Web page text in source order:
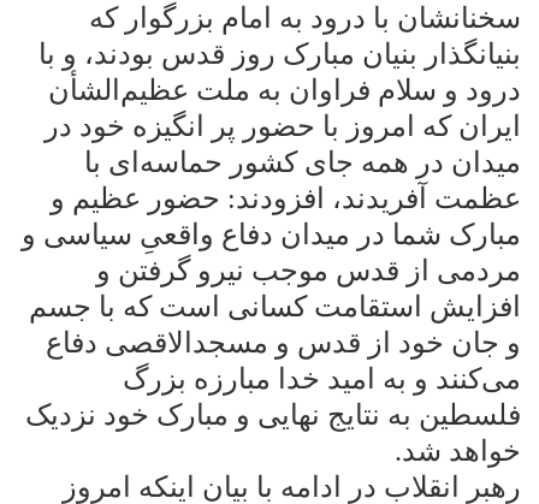
سخنانشان با درود به امام بزرگوار که
بنیانگذار بنیان مبارک روز قدس بودند، و با
درود و سلام فراوان به ملت عظیم‌الشأن
ایران که امروز با حضور پر انگیزه خود در
میدان در همه جای کشور حماسه‌ای با
عظمت آفریدند، افزودند: حضور عظیم و
مبارک شما در میدان دفاع واقعیِ سیاسی و
مردمی از قدس موجب نیرو گرفتن و
افزایش استقامت کسانی است که با جسم
و جان خود از قدس و مسجدالاقصی دفاع
می‌کنند و به امید خدا مبارزه بزرگ
فلسطین به نتایج نهایی و مبارک خود نزدیک
خواهد شد.
رهبر انقلاب در ادامه با بیان اینکه امروز